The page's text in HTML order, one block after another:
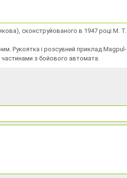
сконструйованого в 1947 році
Рукоятка і розсувний приклад
частинами з бойового автомата.